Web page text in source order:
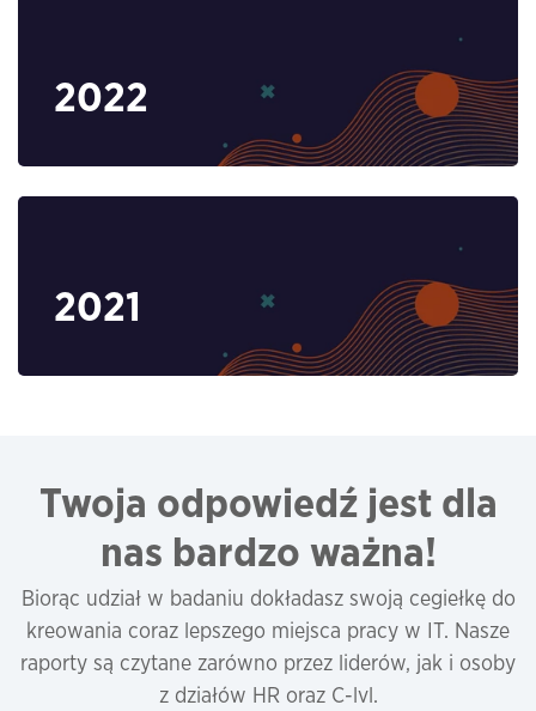
2022
2021
Twoja odpowiedź jest dla
nas bardzo ważna!
Biorąc udział w badaniu dokładasz swoją cegiełkę do
kreowania coraz lepszego miejsca pracy w IT. Nasze
raporty są czytane zarówno przez liderów, jak i osoby
z działów HR oraz C-lvl.